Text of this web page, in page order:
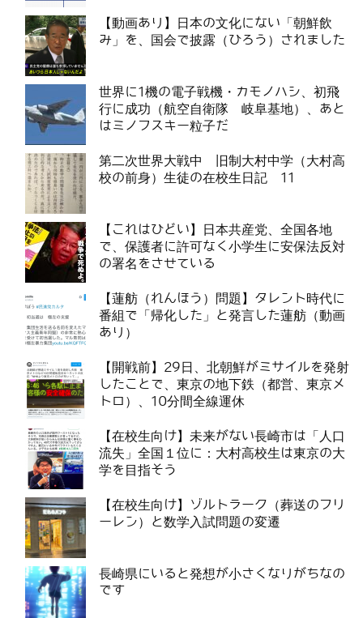
【動画あり】日本の文化にない「朝鮮飲
み」を、国会で披露（ひろう）されました
世界に1機の電子戦機・カモノハシ、初飛
行に成功（航空自衛隊 岐阜基地）、あと
はミノフスキー粒子だ
第二次世界大戦中 旧制大村中学（大村高
校の前身）生徒の在校生日記 11
【これはひどい】日本共産党、全国各地
で、保護者に許可なく小学生に安保法反対
の署名をさせている
【蓮舫（れんほう）問題】タレント時代に
番組で「帰化した」と発言した蓮舫（動画
あり）
【開戦前】29日、北朝鮮がミサイルを発射
したことで、東京の地下鉄（都営、東京メ
トロ）、10分間全線運休
【在校生向け】未来がない長崎市は「人口
流失」全国１位に：大村高校生は東京の大
学を目指そう
【在校生向け】ゾルトラーク（葬送のフリ
ーレン）と数学入試問題の変遷
長崎県にいると発想が小さくなりがちなの
です